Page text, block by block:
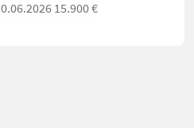
15.900 €